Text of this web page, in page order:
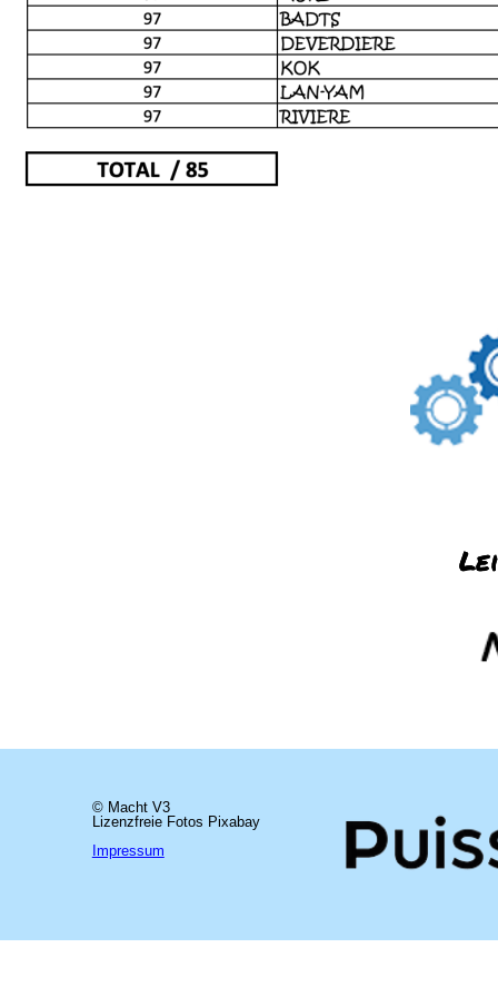
© Macht V3
Lizenzfreie Fotos Pixabay
Impressum
© Macht V3
Lizenzfreie Fotos Pixabay
Impressum